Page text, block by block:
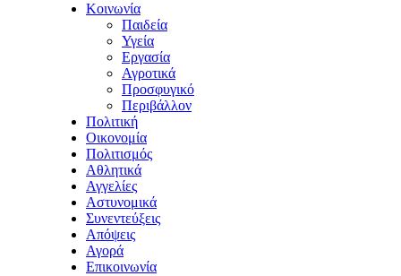
Κοινωνία
Παιδεία
Υγεία
Εργασία
Αγροτικά
Προσφυγικό
Περιβάλλον
Πολιτική
Οικονομία
Πολιτισμός
Αθλητικά
Αγγελίες
Αστυνομικά
Συνεντεύξεις
Απόψεις
Αγορά
Επικοινωνία